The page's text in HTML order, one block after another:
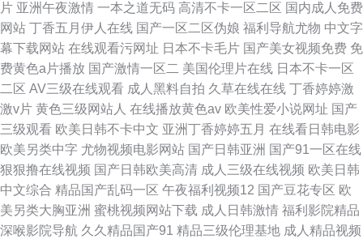
片 亚洲午夜激情 一本之道无码 高清不卡一区二区 国内成人免费
网站 丁香五月伊人在线 国产一区二区伪娘 福利导航尤物 中文字
幕下载网站 在线观看污网址 日本不卡毛片 国产美女视频免费 免
费黄色a片播放 国产激情一区二 美国伦理片在线 日本不卡一区
二区 AV三级在线观看 成人黑料自拍 久草在线在线 丁香婷婷激
激v片 黄色三级网站人 在线播放黄色av 欧美性爱小说网址 国产
三级观看 欧美日韩不卡中文 亚洲丁香婷婷五月 在线看日韩电影
欧美另类中字 尤物视频电影网站 国产日韩亚洲 国产91一区在线
狠狠撸在线视频 国产日韩欧美高清 成人三级在线视频 欧美日韩
中文综合 精品国产乱码一区 午夜福利视频12 国产豆花专区 欧
美另类大胸亚洲 蜜桃视频网站下载 成人日韩激情 福利影院精品
深喉影院导航 久久精品国产91 精品三级伦理基地 成人精品视频